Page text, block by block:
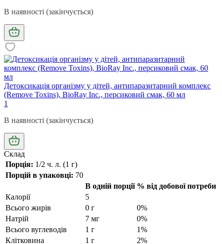
В наявності (закінчується)
Детоксикація організму у дітей, антипаразитарний комплекс
(Remove Toxins), BioRay Inc., персиковий смак, 60 мл
1
В наявності (закінчується)
Склад
Порція: 1/2 ч. л. (1 г)
Порцій в упаковці: 70
В одній порції % від добової потреби
Калорії
5
Всього жирів
0 г
0%
Натрій
7 мг
0%
Всього вуглеводів
1 г
1%
Клітковина
1 г
2%